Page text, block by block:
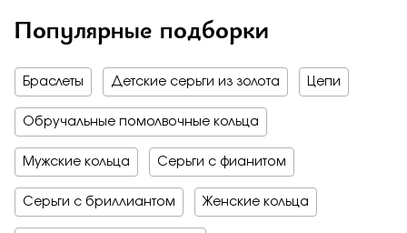
Популярные подборки
Браслеты Детские серьги из золота Цепи
Обручальные помолвочные кольца
Мужские кольца Серьги с фианитом
Серьги с бриллиантом Женские кольца